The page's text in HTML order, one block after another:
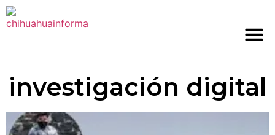
investigación digital